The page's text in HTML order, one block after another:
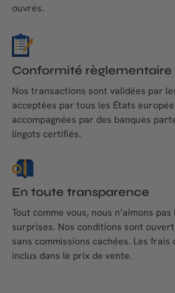
ouvrés.
Conformité règlementaire
Nos transactions sont validées par
acceptées par tous les États
accompagnées par des banques
lingots certifiés.
En toute transparence
Tout comme vous, nous n’aimons
surprises. Nos conditions sont
sans commissions cachées. Les frais
inclus dans le prix de vente.